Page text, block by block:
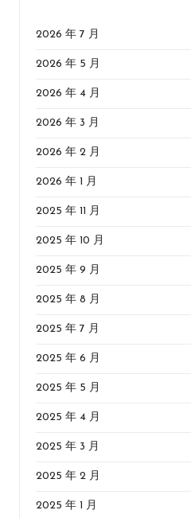
2026 年 7 月
2026 年 5 月
2026 年 4 月
2026 年 3 月
2026 年 2 月
2026 年 1 月
2025 年 11 月
2025 年 10 月
2025 年 9 月
2025 年 8 月
2025 年 7 月
2025 年 6 月
2025 年 5 月
2025 年 4 月
2025 年 3 月
2025 年 2 月
2025 年 1 月